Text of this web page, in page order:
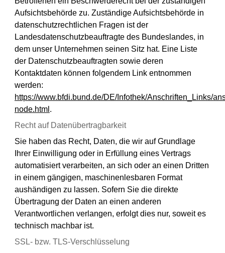
Aufsichtsbehörde zu. Zuständige Aufsichtsbehörde in
datenschutzrechtlichen Fragen ist der
Landesdatenschutzbeauftragte des Bundeslandes, in
dem unser Unternehmen seinen Sitz hat. Eine Liste
der Datenschutzbeauftragten sowie deren
Kontaktdaten können folgendem Link entnommen
werden:
https://www.bfdi.bund.de/DE/Infothek/Anschriften_Links/
node.html .
Recht auf Datenübertragbarkeit
Sie haben das Recht, Daten, die wir auf Grundlage
Ihrer Einwilligung oder in Erfüllung eines Vertrags
automatisiert verarbeiten, an sich oder an einen Dritten
in einem gängigen, maschinenlesbaren Format
aushändigen zu lassen. Sofern Sie die direkte
Übertragung der Daten an einen anderen
Verantwortlichen verlangen, erfolgt dies nur, soweit es
technisch machbar ist.
SSL- bzw. TLS-Verschlüsselung